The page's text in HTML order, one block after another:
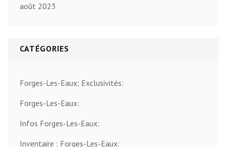
août 2023
CATÉGORIES
Forges-Les-Eaux; Exclusivités:
Forges-Les-Eaux:
Infos Forges-Les-Eaux:
Inventaire : Forges-Les-Eaux: